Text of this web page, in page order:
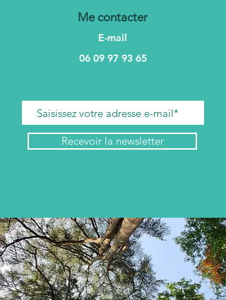
Me contacter
E-mail
06 09 97 93 65
Recevoir la newsletter